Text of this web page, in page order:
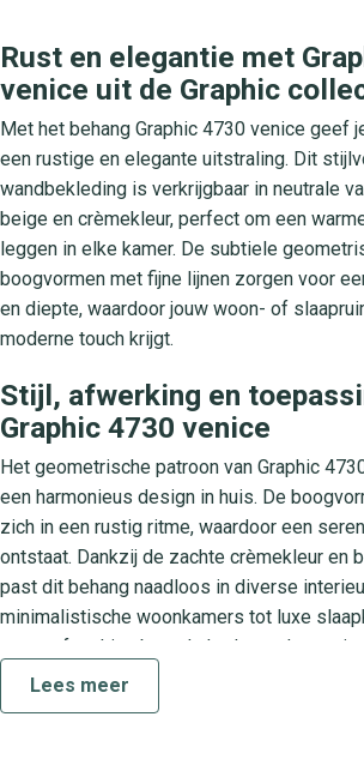
Rust en elegantie met
venice uit de Graphic
Met het behang Graphic 4730 venice geef
een rustige en elegante uitstraling. Dit
wandbekleding is verkrijgbaar in neutrale
beige en crèmekleur, perfect om een
leggen in elke kamer. De subtiele
boogvormen met fijne lijnen zorgen voor
en diepte, waardoor jouw woon- of
moderne touch krijgt.
Stijl, afwerking en
Graphic 4730 venice
Het geometrische patroon van Graphic
een harmonieus design in huis. De
zich in een rustig ritme, waardoor een
ontstaat. Dankzij de zachte crèmekleur en
past dit behang naadloos in diverse
minimalistische woonkamers tot luxe
matte afwerking benadrukt de moderne
zorgt voor een verfijnde look. Ideaal als
je woonkamer, slaapkamer, hal of
Lees meer